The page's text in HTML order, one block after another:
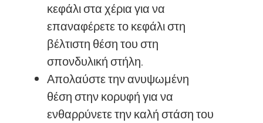
κεφάλι στα χέρια για να
επαναφέρετε το κεφάλι στη
βέλτιστη θέση του στη
σπονδυλική στήλη.
Απολαύστε την ανυψωμένη
θέση στην κορυφή για να
ενθαρρύνετε την καλή στάση του